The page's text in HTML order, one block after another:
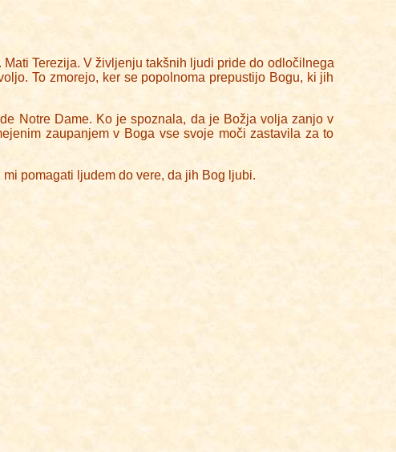
Terezija. V življenju takšnih ljudi pride do odločilnega
To zmorejo, ker se popolnoma prepustijo Bogu, ki jih
Notre Dame. Ko je spoznala, da je Božja volja zanjo v
zaupanjem v Boga vse svoje moči zastavila za to
pomagati ljudem do vere, da jih Bog ljubi.